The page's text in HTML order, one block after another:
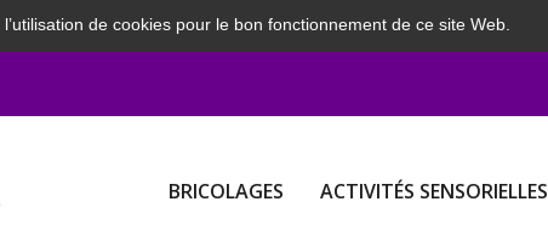
de cookies pour le bon fonctionnement de ce site Web.
BRICOLAGES ACTIVITÉS SENSORIELLES